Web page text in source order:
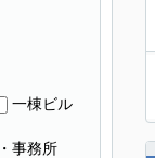
一棟ビル
事務所